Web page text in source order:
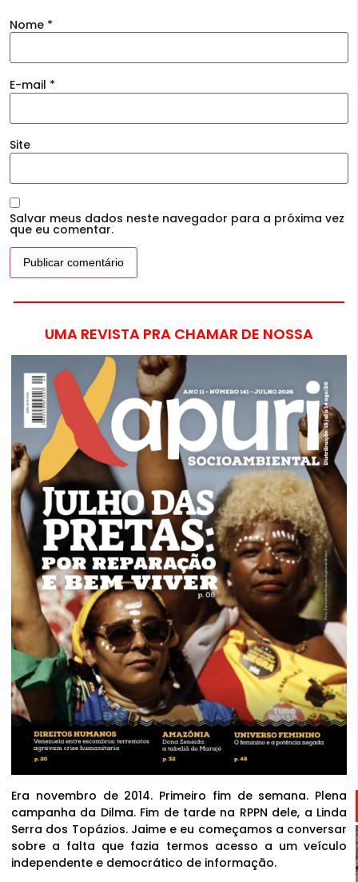
Nome *
E-mail *
Site
Salvar meus dados neste navegador para a próxima vez
que eu comentar.
UMA REVISTA PRA CHAMAR DE NOSSA
Era novembro de 2014. Primeiro fim de semana. Plena
campanha da Dilma. Fim de tarde na RPPN dele, a Linda
Serra dos Topázios. Jaime e eu começamos a conversar
sobre a falta que fazia termos acesso a um veículo
independente e democrático de informação.